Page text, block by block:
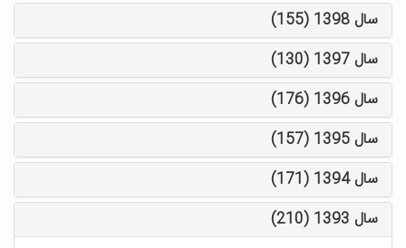
سال 1398 (155)
سال 1397 (130)
سال 1396 (176)
سال 1395 (157)
سال 1394 (171)
سال 1393 (210)